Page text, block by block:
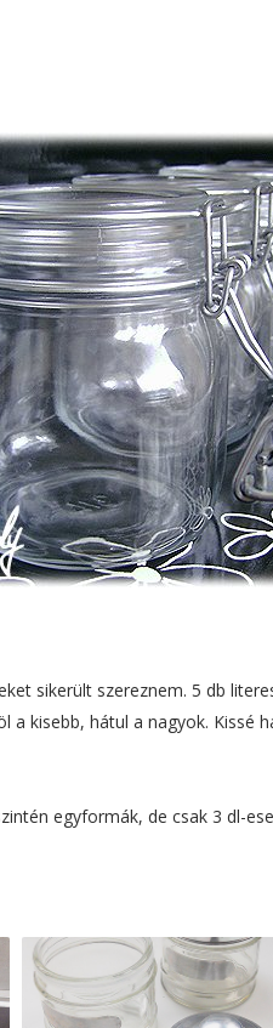
sikerült szereznem. 5 db
kisebb, hátul a nagyok. Kissé
egyformák, de csak 3 dl-